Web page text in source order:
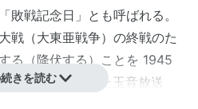
敗戦記念日 」とも呼ばれる。
戦 （大東亜戦争）の終戦のた
る（降伏する）ことを 1945
午に国民に伝えた 玉音放送
きを読む